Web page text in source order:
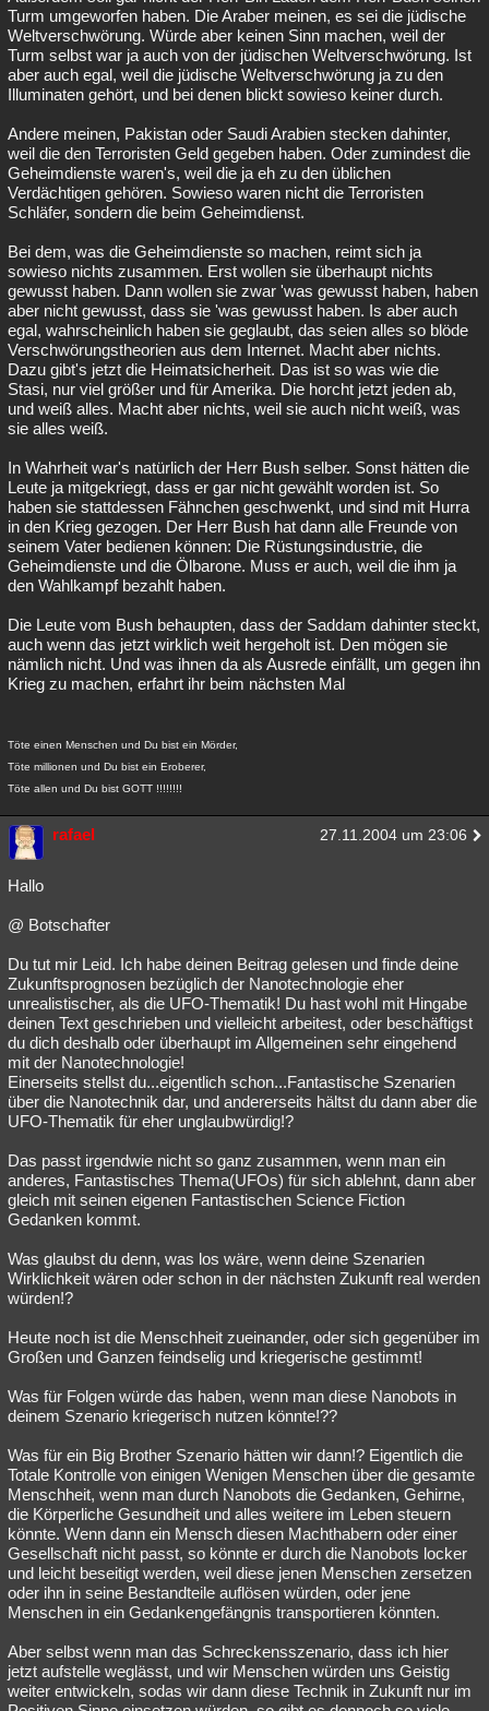
Turm umgeworfen haben. Die Araber meinen, es sei die jüdische
Weltverschwörung. Würde aber keinen Sinn machen, weil der
Turm selbst war ja auch von der jüdischen Weltverschwörung. Ist
aber auch egal, weil die jüdische Weltverschwörung ja zu den
Illuminaten gehört, und bei denen blickt sowieso keiner durch.
Andere meinen, Pakistan oder Saudi Arabien stecken dahinter,
weil die den Terroristen Geld gegeben haben. Oder zumindest die
Geheimdienste waren's, weil die ja eh zu den üblichen
Verdächtigen gehören. Sowieso waren nicht die Terroristen
Schläfer, sondern die beim Geheimdienst.
Bei dem, was die Geheimdienste so machen, reimt sich ja
sowieso nichts zusammen. Erst wollen sie überhaupt nichts
gewusst haben. Dann wollen sie zwar 'was gewusst haben, haben
aber nicht gewusst, dass sie 'was gewusst haben. Is aber auch
egal, wahrscheinlich haben sie geglaubt, das seien alles so blöde
Verschwörungstheorien aus dem Internet. Macht aber nichts.
Dazu gibt's jetzt die Heimatsicherheit. Das ist so was wie die
Stasi, nur viel größer und für Amerika. Die horcht jetzt jeden ab,
und weiß alles. Macht aber nichts, weil sie auch nicht weiß, was
sie alles weiß.
In Wahrheit war's natürlich der Herr Bush selber. Sonst hätten die
Leute ja mitgekriegt, dass er gar nicht gewählt worden ist. So
haben sie stattdessen Fähnchen geschwenkt, und sind mit Hurra
in den Krieg gezogen. Der Herr Bush hat dann alle Freunde von
seinem Vater bedienen können: Die Rüstungsindustrie, die
Geheimdienste und die Ölbarone. Muss er auch, weil die ihm ja
den Wahlkampf bezahlt haben.
Die Leute vom Bush behaupten, dass der Saddam dahinter steckt,
auch wenn das jetzt wirklich weit hergeholt ist. Den mögen sie
nämlich nicht. Und was ihnen da als Ausrede einfällt, um gegen ihn
Krieg zu machen, erfahrt ihr beim nächsten Mal
Töte einen Menschen und Du bist ein Mörder,
Töte millionen und Du bist ein Eroberer,
Töte allen und Du bist GOTT !!!!!!!!
rafael 27.11.2004 um 23:06
Hallo
@ Botschafter
Du tut mir Leid. Ich habe deinen Beitrag gelesen und finde deine
Zukunftsprognosen bezüglich der Nanotechnologie eher
unrealistischer, als die UFO-Thematik! Du hast wohl mit Hingabe
deinen Text geschrieben und vielleicht arbeitest, oder beschäftigst
du dich deshalb oder überhaupt im Allgemeinen sehr eingehend
mit der Nanotechnologie!
Einerseits stellst du...eigentlich schon...Fantastische Szenarien
über die Nanotechnik dar, und andererseits hältst du dann aber die
UFO-Thematik für eher unglaubwürdig!?
Das passt irgendwie nicht so ganz zusammen, wenn man ein
anderes, Fantastisches Thema(UFOs) für sich ablehnt, dann aber
gleich mit seinen eigenen Fantastischen Science Fiction
Gedanken kommt.
Was glaubst du denn, was los wäre, wenn deine Szenarien
Wirklichkeit wären oder schon in der nächsten Zukunft real werden
würden!?
Heute noch ist die Menschheit zueinander, oder sich gegenüber im
Großen und Ganzen feindselig und kriegerische gestimmt!
Was für Folgen würde das haben, wenn man diese Nanobots in
deinem Szenario kriegerisch nutzen könnte!??
Was für ein Big Brother Szenario hätten wir dann!? Eigentlich die
Totale Kontrolle von einigen Wenigen Menschen über die gesamte
Menschheit, wenn man durch Nanobots die Gedanken, Gehirne,
die Körperliche Gesundheit und alles weitere im Leben steuern
könnte. Wenn dann ein Mensch diesen Machthabern oder einer
Gesellschaft nicht passt, so könnte er durch die Nanobots locker
und leicht beseitigt werden, weil diese jenen Menschen zersetzen
oder ihn in seine Bestandteile auflösen würden, oder jene
Menschen in ein Gedankengefängnis transportieren könnten.
Aber selbst wenn man das Schreckensszenario, dass ich hier
jetzt aufstelle weglässt, und wir Menschen würden uns Geistig
weiter entwickeln, sodas wir dann diese Technik in Zukunft nur im